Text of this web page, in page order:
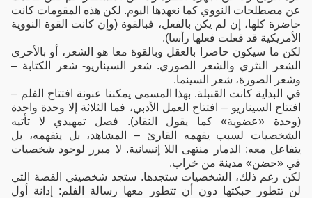
عن مصطلحات النووي كما نعهدها اليوم. لكن هذه المقومات كانت
حاضرة كلها، إن لم يكن بالفعل، فبالقوة (وإن كانت القوة النووية
الأمريكية قد فعلت فعلها رأسا).
لكن ما سيكون حاضرا بالعقل وبالقوة معا هو الشعر، أو بالأحرى
الشعر النثري والشعر الصوري. شعر السيناريو- شعر الكتابة –
وشعر الصورة، شعر السينما.
في البداية كانت القنبلة. بهذا المسمى يمكننا عنونة افتتاح الفلم –
افتتاح السيناريو – افتتاح العمل الأدبي، فما الثلاثة إلا وحدة واحدة
(وحدة «عضوية» كما يقول النقاد). فصل تمهيدي لا تأتيه
الشخصيات لسبب يفهمه القارئ – المشاهد، بل يتفهمه، بل
يتفاعل معه: الدمار منتهى اللا إنسانية. لا مبرر لوجود شخصيات
في «حضن» مدينة من خراب.
لكن رغم ذلك، الشخصيات ستجدها. ستجد شخصيتي القصة التي
لن تتطور حبكتها دون أن تتطور معها رسالة الفلم: إدانة أول